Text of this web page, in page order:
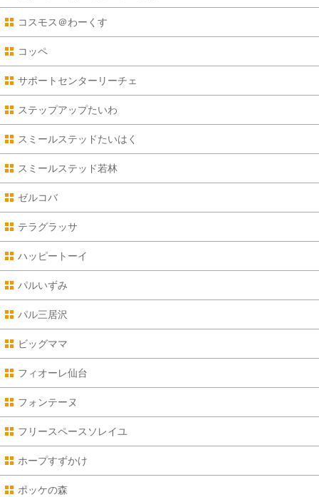
コスモス＠わーくす
コッペ
サポートセンターリーチェ
ステップアップたいわ
スミールステッドたいはく
スミールステッド若林
ゼルコバ
テラグラッサ
ハッピートーイ
パルいずみ
パル三居沢
ビッグママ
フィオーレ仙台
フォンテーヌ
フリースペースソレイユ
ホープすずかけ
ポッケの森